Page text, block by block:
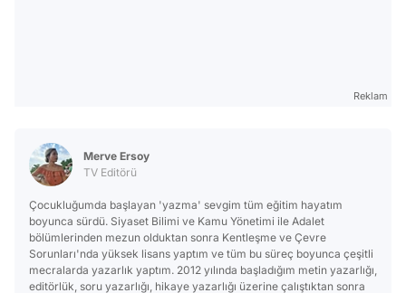
Reklam
Merve Ersoy
TV Editörü
Çocukluğumda başlayan 'yazma' sevgim tüm eğitim hayatım
boyunca sürdü. Siyaset Bilimi ve Kamu Yönetimi ile Adalet
bölümlerinden mezun olduktan sonra Kentleşme ve Çevre
Sorunları'nda yüksek lisans yaptım ve tüm bu süreç boyunca çeşitli
mecralarda yazarlık yaptım. 2012 yılında başladığım metin yazarlığı,
editörlük, soru yazarlığı, hikaye yazarlığı üzerine çalıştıktan sonra